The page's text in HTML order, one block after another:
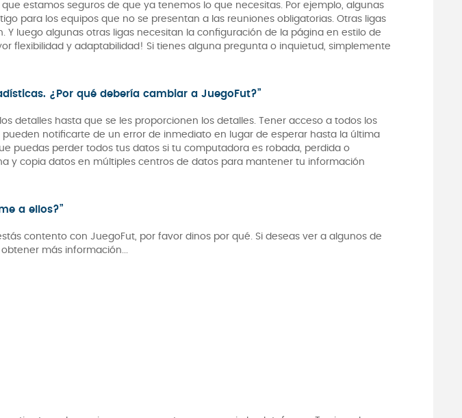
estamos seguros de que ya tenemos lo que necesitas. Por ejemplo, algunas
para los equipos que no se presentan a las reuniones obligatorias. Otras ligas
luego algunas otras ligas necesitan la configuración de la página en estilo de
flexibilidad y adaptabilidad! Si tienes alguna pregunta o inquietud, simplemente
¿Por qué debería cambiar a JuegoFut?”
detalles hasta que se les proporcionen los detalles. Tener acceso a todos los
notificarte de un error de inmediato en lugar de esperar hasta la última
puedas perder todos tus datos si tu computadora es robada, perdida o
y copia datos en múltiples centros de datos para mantener tu información
a ellos?”
contento con JuegoFut, por favor dinos por qué. Si deseas ver a algunos de
más información...